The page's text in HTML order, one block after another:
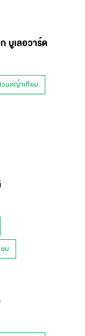
บูเลอวาร์ด
นหญ้าเทียม
ม